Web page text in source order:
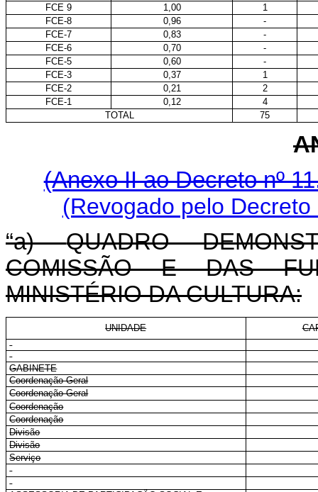
FCE 9
1,00
1
FCE-8
0,96
-
FCE-7
0,83
-
FCE-6
0,70
-
FCE-5
0,60
-
FCE-3
0,37
1
FCE-2
0,21
2
FCE-1
0,12
4
TOTAL
75
(Anexo II ao Decreto nº
(Revogado pelo
“a)QUADRO
COMISSÃO E DAS
MINISTÉRIO DA CULTURA:
UNIDADE
GABINETE
Coordenação-Geral
Coordenação-Geral
Coordenação
Coordenação
Divisão
Divisão
Serviço